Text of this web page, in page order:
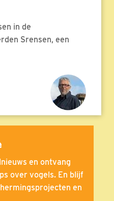
in de
Srensen, een
en ontvang
over vogels. En blijf
en